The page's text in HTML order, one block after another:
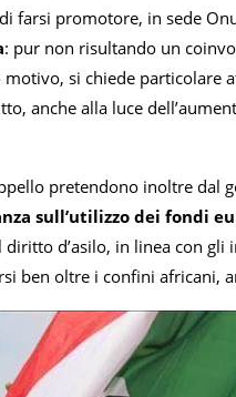
farsi promotore, in sede
: pur non risultando un
si chiede particolare
anche alla luce
pretendono inoltre
sull’utilizzo dei fondi
d’asilo, in linea con
ben oltre i confini africani,